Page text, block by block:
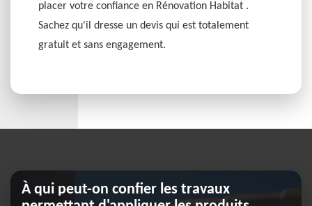
placer votre confiance en Rénovation Habitat .
Sachez qu'il dresse un devis qui est totalement
gratuit et sans engagement.
À qui peut-on confier les travaux